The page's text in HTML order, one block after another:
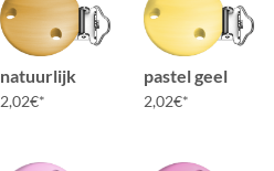
natuurlijk
2,02€
pastel geel
2,02€